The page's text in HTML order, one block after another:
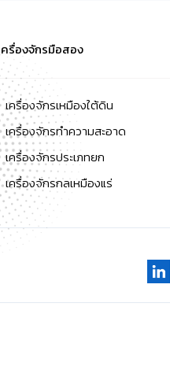
ครื่องจักรมือสอง
เครื่องจักรเหมืองใต้ดิน
เครื่องจักรทำความสะอาด
เครื่องจักรประเภทยก
เครื่องจักรกลเหมืองแร่